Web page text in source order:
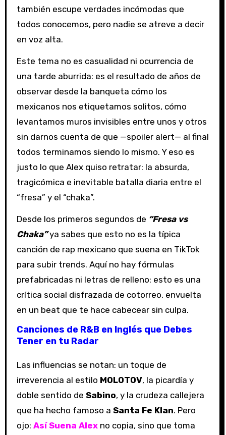
también escupe verdades incómodas que
todos conocemos, pero nadie se atreve a decir
en voz alta.
Este tema no es casualidad ni ocurrencia de
una tarde aburrida: es el resultado de años de
observar desde la banqueta cómo los
mexicanos nos etiquetamos solitos, cómo
levantamos muros invisibles entre unos y otros
sin darnos cuenta de que —spoiler alert— al final
todos terminamos siendo lo mismo. Y eso es
justo lo que Alex quiso retratar: la absurda,
tragicómica e inevitable batalla diaria entre el
“fresa” y el “chaka”.
Desde los primeros segundos de “Fresa vs
Chaka”ya sabes que esto no es la típica
canción de rap mexicano que suena en TikTok
para subir trends. Aquí no hay fórmulas
prefabricadas ni letras de relleno: esto es una
crítica social disfrazada de cotorreo, envuelta
en un beat que te hace cabecear sin culpa.
Canciones de R&B en Inglés que Debes
Tener en tu Radar
Las influencias se notan: un toque de
irreverencia al estilo MOLOTOV, la picardía y
doble sentido de Sabino, y la crudeza callejera
que ha hecho famoso a Santa Fe Klan. Pero
ojo: Así Suena Alexno copia, sino que toma